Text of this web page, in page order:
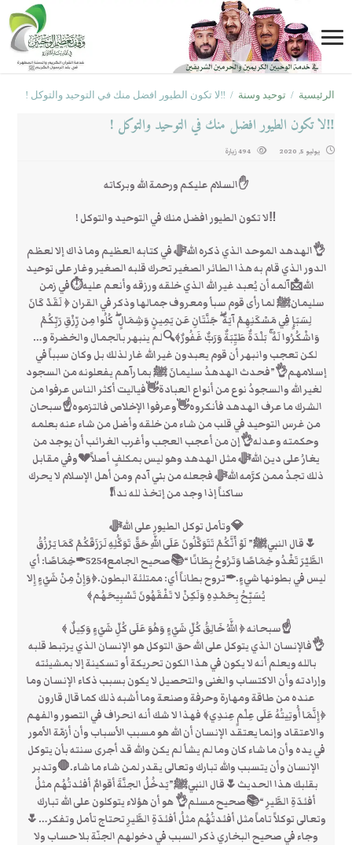
الرئيسية / توحيد وسنة / ‼لا تكون الطيور افضل منك في التوحيد والتوكل !
‼لا تكون الطيور افضل منك في التوحيد والتوكل !
يوليو 5, 2020 494 زيارة
✋السلام عليكم ورحمة الله وبركاته
‼لا تكون الطيور افضل منك في التوحيد والتوكل !
👌الهدهد الموحد الذي ذكره اللهﷻ في كتابه العظيم وما ذاك إلا لعظم
الدور الذي قام به هذا الطائر الصغير تحرك قلبه الصغير وغار على توحيد
الله📩آلمه أن يُعبد غير الله الذي خلقه ورزقه وأنعم عليه⏱في زمن
سليمانﷺ لما رأى قوم سبأ ومعروف جمالها وذكر في القران ﴿ لَقَدْ كَانَ
لِسَبَإٍ فِي مَسْكَنِهِمْ آيَةٌ ۖ جَنَّتَانِ عَن يَمِينٍ وَشِمَالٍ ۖ كُلُوا مِن رِّزْقِ رَبِّكُمْ
وَاشْكُرُوا لَهُ ۚ بَلْدَةٌ طَيِّبَةٌ وَرَبٌّ غَفُورٌ﴾🔍لم ينبهر بالجمال والخضرة و…
لكن تعجب وانبهر أن قوم يعبدون غير الله غار لذلك بل وكان سبباً في
إسلامهم👌”فحدث الهدهدُ سليمانَ ﷺ بما رآهم يفعلونه من السجود
لغير الله والسجودُ نوع من أنواع العبادة👋فياليت أكثر الناس عرفوا من
الشرك ما عرف الهدهد فأنكروه👋وعرفوا الإخلاص فالتزموه☝سبحان
من غرس التوحيد في قلب من شاء من خلقه وأضل من شاء عنه بعلمه
وحكمته وعدله👌إن من أعجب العجب وأغرب الغرائب أن يوجد من
يغارُ على دين اللهﷻ مثل الهدهد وهو ليس بمكلفٍ أصلاً💔وفي مقابل
ذلك تجدُ ممن كرَّمه اللهﷻ فجعله من بني آدم ومن أهل الإسلام لا يحرك
ساكناً إذا وجد من إتخذ لله نداً❗
💎وتأمل توكل الطيور على اللهﷻ
🌷قال النبيﷺ” لَوْ أَنَّكُمْ تَتَوَكَّلُونَ عَلَى اللَّهِ حَقَّ تَوَكُّلِهِ لَرَزَقَكُمْ كَمَا يَرْزُقُ
الطَّيْرَ تَغْدُو خِمَاصًا وَتَرُوحُ بِطَانًا “📚صحيح الجامع5254✒خِمَاصًا: أي
ليس في بطونها شيءٍ.✒تروح بطاناً أي: ممتلئة البطون.﴿وَإِنْ مِنْ شَيْءٍ إِلا
يُسَبِّحُ بِحَمْدِهِ وَلَكِنْ ﻻ تَفْقَهُونَ تَسْبِيحَهُم﴾
☝سبحانه ﴿ اللَّهُ خَالِقُ كُلِّ شَيْءٍ وَهُوَ عَلَى كُلِّ شَيْءٍ وَكِيلٌ ﴾
👌فالإنسان الذي يتوكل على الله حق التوكل هو الإنسان الذي يرتبط قلبه
بالله ويعلم أنه لا يكون في هذا الكون تحريكة أو تسكينة إلا بمشيئته
وإرادته وأن الاكتساب والغنى والتحصيل لا يكون بسبب ذكاء الإنسان وما
عنده من طاقة ومهارة وحرفة وصنعة وما أشبه ذلك كما قال قارون
﴿إِنَّمَا أُوتِيتُهُ عَلَى عِلْمٍ عِندِي﴾ فهذا لا شك أنه انحراف في التصور والفهم
والاعتقاد وإنما يعتقد الإنسان أن الله هو مسبب الأسباب وأن أزمّة الأمور
في يده وأن ما شاء كان وما لم يشأ لم يكن والله قد أجرى سنته بأن يتوكل
الإنسان وأن يتسبب والله تبارك وتعالى يقدر لمن شاء ما شاء.🛑وتدبر
بقلبك هذا الحديث🌷قال النبيﷺ”يَدخُلُ الجنَّةَ أقوامٌ أفئدتُهُم مثلُ
أفئدَةِ الطَّيرِ “📚صحيح مسلم👌 هو أن هؤلاء يتوكلون على الله تبارك
وتعالى توكلاً تاماً مثل أفئدتُهُم مثلُ أفئدَةِ الطَّيرِ تحتاج تأمل وتفكر…🌷
وجاء في صحيح البخاري ذكر السبب في دخولهم الجنّة بلا حساب ولا